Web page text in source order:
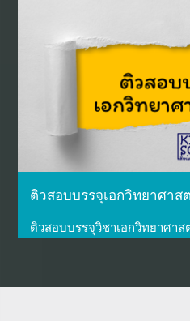
ติวสอบบรรจุเอกวิทยาศาส
ติวสอบบรรจุวิชาเอกวิทยาศา